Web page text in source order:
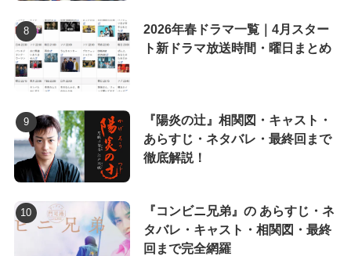
2026年春ドラマ一覧｜4月スター
ト新ドラマ放送時間・曜日まとめ
『陽炎の辻』相関図・キャスト・
あらすじ・ネタバレ・最終回まで
徹底解説！
『コンビニ兄弟』の あらすじ・ネ
タバレ・キャスト・相関図・最終
回まで完全網羅